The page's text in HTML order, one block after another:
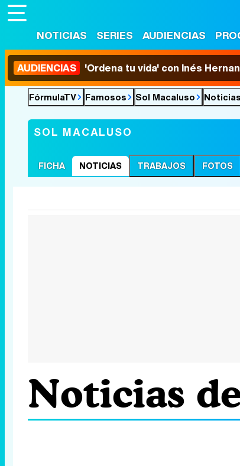
NOTICIAS SERIES AUDIENCIAS
AUDIENCIAS 'Ordena tu vida' con Inés
FórmulaTV Famosos Sol Macaluso Noticias
SOL MACALUSO
FICHA NOTICIAS TRABAJOS FOTOS
Noticias